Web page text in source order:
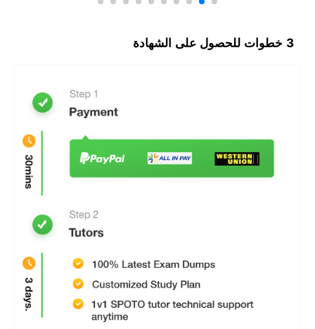
3 خطوات للحصول على الشهادة